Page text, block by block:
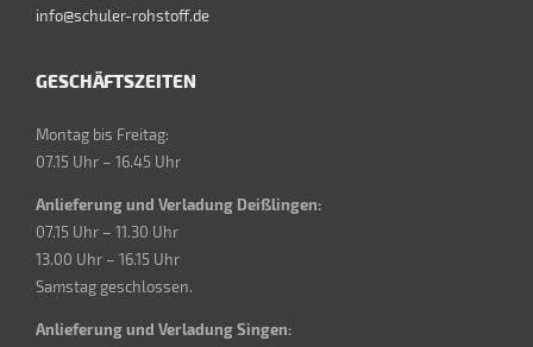
info@schuler-rohstoff.de
GESCHÄFTSZEITEN
Montag bis Freitag:
07.15 Uhr – 16.45 Uhr
Anlieferung und Verladung Deißlingen:
07.15 Uhr – 11.30 Uhr
13.00 Uhr – 16.15 Uhr
Samstag geschlossen.
Anlieferung und Verladung Singen: